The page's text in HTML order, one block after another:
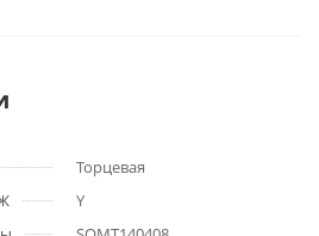
Торцевая
Y